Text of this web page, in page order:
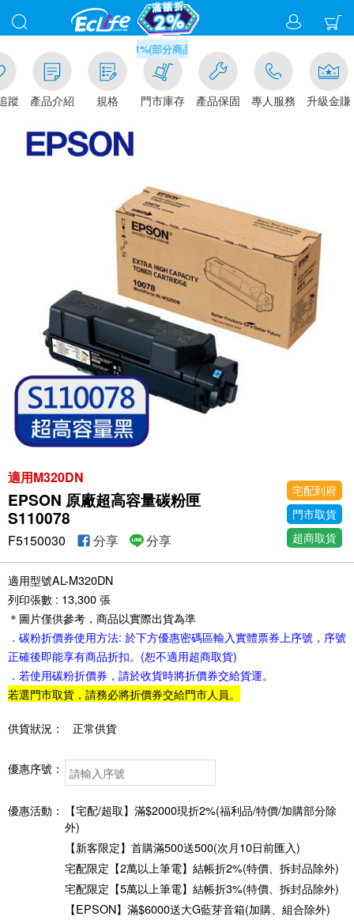
蹤 產品介紹 規格
滿千元門市取貨現折1%(部分商品不適用)-請點我看
門市庫存 產品保固 專人服務 升級金賺
適用M320DN
EPSON 原廠超高容量碳粉匣
S110078
宅配到府
門市取貨
超商取貨
F5150030 分享 分享
適用型號AL-M320DN
列印張數 : 13,300 張
＊圖片僅供參考，商品以實際出貨為準
．碳粉折價券使用方法: 於下方優惠密碼區輸入實體票券上序號，序號
正確後即能享有商品折扣。(恕不適用超商取貨)
．若使用碳粉折價券，請於收貨時將折價券交給貨運。
若選門市取貨，請務必將折價券交給門市人員。
供貨狀況： 正常供貨
優惠序號：
優惠活動：
【宅配/超取】滿$2000現折2%(福利品/特價/加購部分除
外)
【新客限定】首購滿500送500(次月10日前匯入)
宅配限定【2萬以上筆電】結帳折2%(特價、拆封品除外)
宅配限定【5萬以上筆電】結帳折3%(特價、拆封品除外)
【EPSON】滿$6000送大G藍芽音箱(加購、組合除外)